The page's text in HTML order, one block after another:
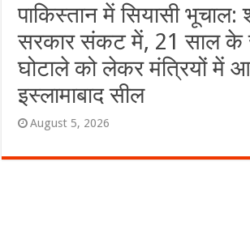
पाकिस्तान में सियासी भूचाल:
सरकार संकट में, 21 साल
घोटाले को लेकर मंत्रियों में
इस्लामाबाद सील
August 5, 2026